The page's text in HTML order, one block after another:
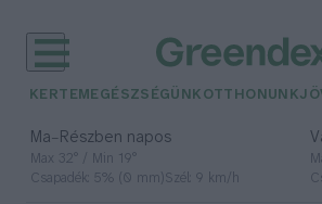
KERTEM EGÉSZSÉGÜNK OTTHONUNK
Ma– Részben napos
Max 32° / Min 19°
Csapadék: 5% (0 mm)Szél: 9 km/h